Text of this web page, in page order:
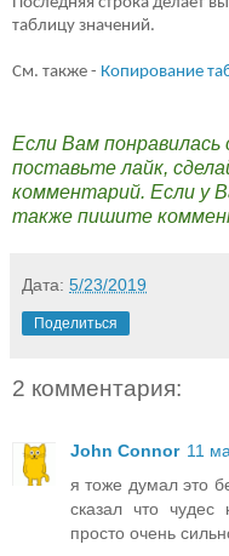
таблицу значений.
См. также - Копирование
Если Вам
поставьте лайк,
комментарий. Если у
также пишите
Дата: 5/23/2019
Поделиться
2 комментария:
John Connor 11
я тоже думал это
сказал что
просто очень